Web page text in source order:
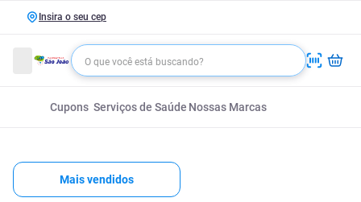
Insira o seu cep
Cupons Serviços de Saúde Nossas Marcas
Mais vendidos